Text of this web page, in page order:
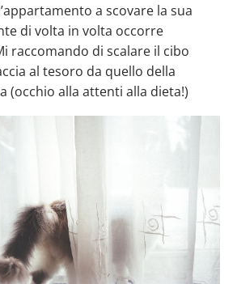
a scovare la sua
di volta in volta occorre
raccomando di scalare il cibo
al tesoro da quello della
(occhio alla attenti alla dieta!)